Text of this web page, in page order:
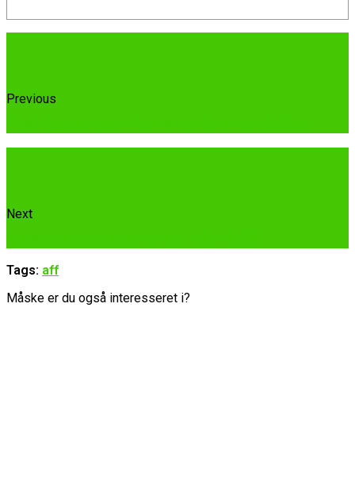
Previous
Next
Tags: aff
Måske er du også interesseret i?